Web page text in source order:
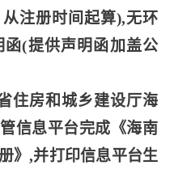
注册时间起算),无环
(提供声明函加盖公
住房和城乡建设厅海
信息平台完成《海南
》,并打印信息平台生